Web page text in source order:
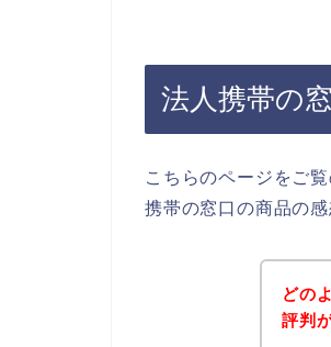
法人携帯の
こちらのページをご
携帯の窓口の商品の
どの
評判